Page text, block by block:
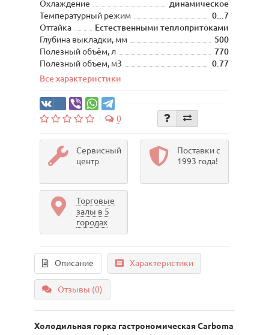
Охлаждение
динамическое
Температурный режим
0...7
Оттайка
Естественными теплопритоками
Глубина выкладки, мм
500
Полезный объём, л
770
Полезный объем, м3
0.77
Все характеристики
0
Сервисный
центр
Поставки с
1993 года!
Торговые
залы в 5
городах
Описание Характеристики
Отзывы (0)
Холодильная горка гастрономическая Carboma